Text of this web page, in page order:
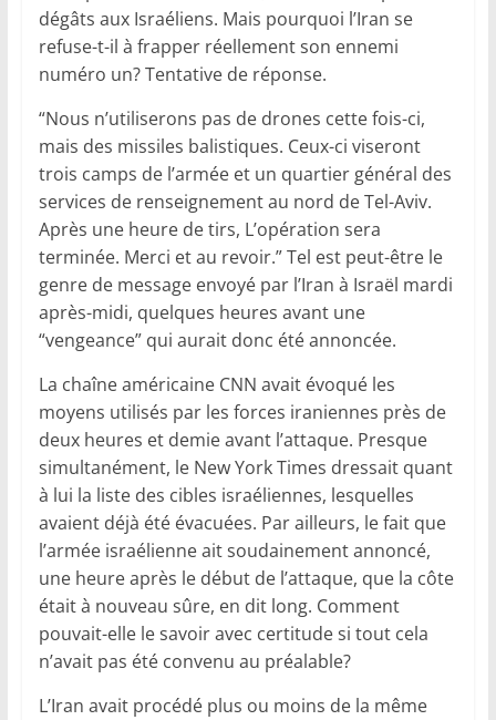
dégâts aux Israéliens. Mais pourquoi l’Iran se
refuse-t-il à frapper réellement son ennemi
numéro un? Tentative de réponse.
“Nous n’utiliserons pas de drones cette fois-ci,
mais des missiles balistiques. Ceux-ci viseront
trois camps de l’armée et un quartier général des
services de renseignement au nord de Tel-Aviv.
Après une heure de tirs, L’opération sera
terminée. Merci et au revoir.” Tel est peut-être le
genre de message envoyé par l’Iran à Israël mardi
après-midi, quelques heures avant une
“vengeance” qui aurait donc été annoncée.
La chaîne américaine CNN avait évoqué les
moyens utilisés par les forces iraniennes près de
deux heures et demie avant l’attaque. Presque
simultanément, le New York Times dressait quant
à lui la liste des cibles israéliennes, lesquelles
avaient déjà été évacuées. Par ailleurs, le fait que
l’armée israélienne ait soudainement annoncé,
une heure après le début de l’attaque, que la côte
était à nouveau sûre, en dit long. Comment
pouvait-elle le savoir avec certitude si tout cela
n’avait pas été convenu au préalable?
L’Iran avait procédé plus ou moins de la même